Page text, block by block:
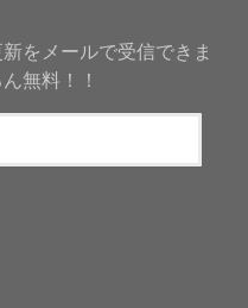
をメールで受信できま
無料！！